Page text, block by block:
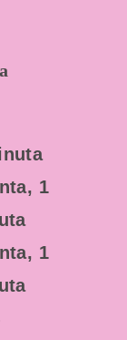
1
1